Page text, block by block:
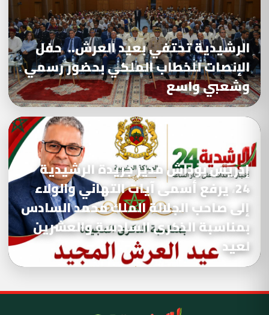
الرشيدية تحتفي بعيد العرش.. حفل
الإنصات للخطاب الملكي بحضور رسمي
وشعبي واسع
إدريس بوداش مدير جريدة الرشيدية
24، يرفع أسمى آيات التهاني والولاء
إلى صاحب الجلالة الملك محمد السادس
بمناسبة الذكرى السادسة والعشرين
لعيد